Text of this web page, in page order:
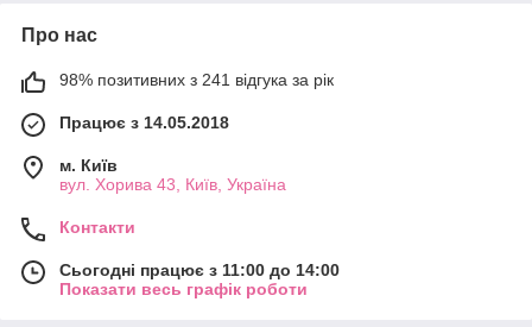
Про нас
98% позитивних з 241 відгука за рік
Працює з 14.05.2018
м. Київ
вул. Хорива 43, Київ, Україна
Контакти
Сьогодні працює з 11:00 до 14:00
Показати весь графік роботи